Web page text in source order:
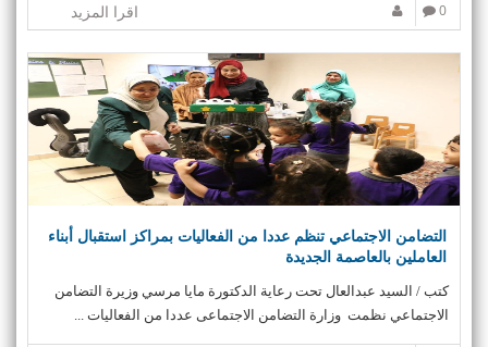
اقرا المزيد 0
التضامن الاجتماعي تنظم عددا من الفعاليات بمراكز استقبال أبناء
العاملين بالعاصمة الجديدة
كتب / السيد عبدالعال تحت رعاية الدكتورة مايا مرسي وزيرة التضامن
الاجتماعي نظمت وزارة التضامن الاجتماعى عددا من الفعاليات ...